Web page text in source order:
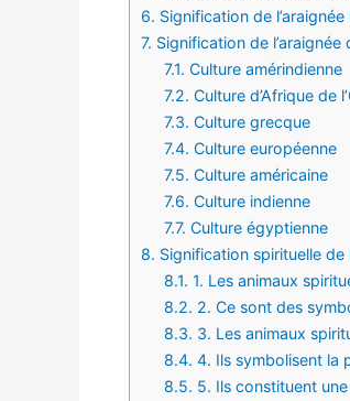
6. Signification de
7. Signification de
7.1. Culture amérindienne
7.2. Culture d’Afrique de
7.3. Culture grecque
7.4. Culture européenne
7.5. Culture américaine
7.6. Culture indienne
7.7. Culture égyptienne
8. Signification spirituelle de
8.1. 1. Les animaux
8.2. 2. Ce sont des
8.3. 3. Les animaux
8.4. 4. Ils symbolisent la
8.5. 5. Ils constituent